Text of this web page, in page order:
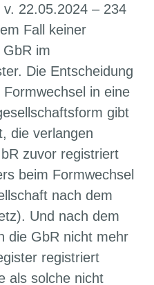
22.05.2024 – 234
Fall keiner
im
Die Entscheidung
in eine
gibt
die verlangen
zuvor registriert
beim Formwechsel
nach dem
Und nach dem
die GbR nicht mehr
registriert
als solche nicht